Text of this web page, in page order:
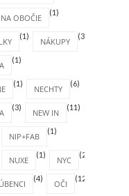
NA OBOČIE
(1)
(1)
NÁKUPY
(31)
(1)
(1)
NECHTY
(6)
(3)
NEW IN
(11)
NIP+FAB
(1)
NUXE
(1)
NYC
(2)
(4)
OČI
(12)